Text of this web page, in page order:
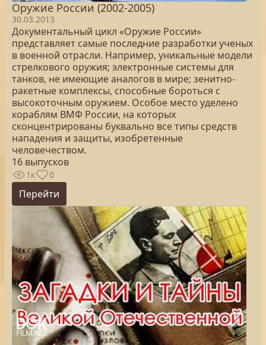
Оружие России (2002-2005)
30.03.2013
Документальный цикл «Оружие России»
представляет самые последние разработки ученых
в военной отрасли. Например, уникальные модели
стрелкового оружия; электронные системы для
танков, не имеющие аналогов в мире; зенитно-
ракетные комплексы, способные бороться с
высокоточным оружием. Особое место уделено
кораблям ВМФ России, на которых
сконцентрированы буквально все типы средств
нападения и защиты, изобретенные
человечеством.
16 выпусков
1к 0
Перейти